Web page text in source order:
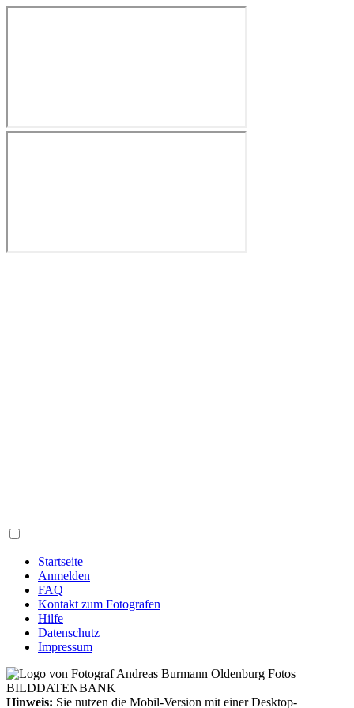
Startseite
Anmelden
FAQ
Kontakt zum Fotografen
Hilfe
Datenschutz
Impressum
Hinweis: Sie nutzen die Mobil-Version mit einer Desktop-